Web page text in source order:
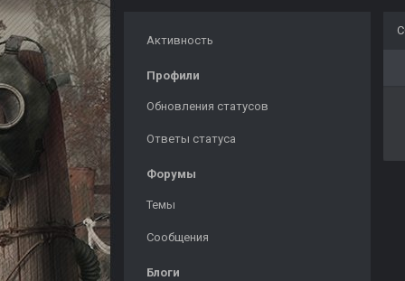
Активность
Профили
Обновления статусов
Ответы статуса
Форумы
Темы
Сообщения
Блоги